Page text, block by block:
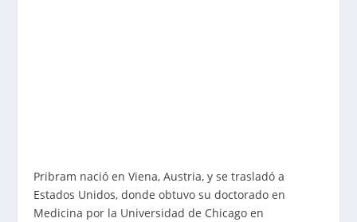
Pribram nació en Viena, Austria, y se trasladó a
Estados Unidos, donde obtuvo su doctorado en
Medicina por la Universidad de Chicago en